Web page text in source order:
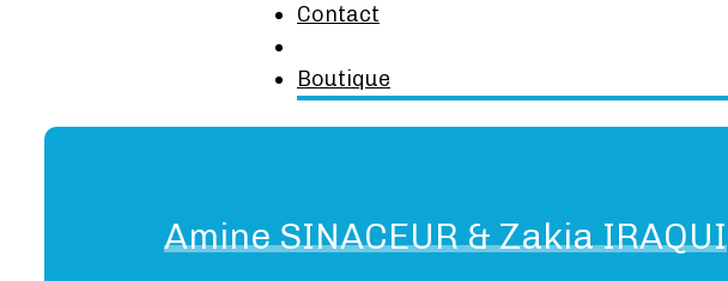
Contact
Boutique
Amine SINACEUR & Zakia IRAQUI